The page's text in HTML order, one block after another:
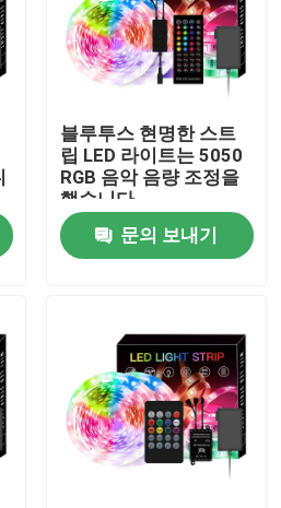
로필을 탑재했습니다
블루투스 현명한 스트
립 LED 라이트는 5050
RGB 음악 음량 조정을
했습니다
문의 보내기